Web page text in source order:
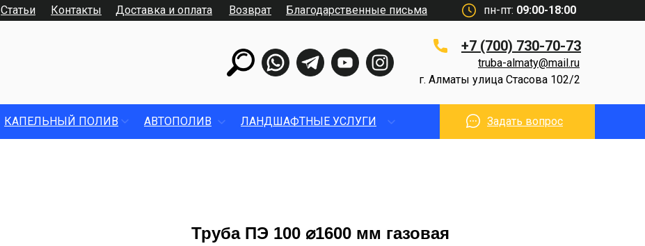
Доставка и оплата
Контакты
Статьи пн-пт: 09:00-18:00
+7 (700) 730-70-73
г. Алматы улица Стасова 102/2
truba-almaty@mail.ru
Возврат Благодарственные письма
КАПЕЛЬНЫЙ ПОЛИВ АВТОПОЛИВ ЛАНДШАФТНЫЕ УСЛУГИ Задать вопрос
Труба ПЭ 100 ⌀1600 мм газовая